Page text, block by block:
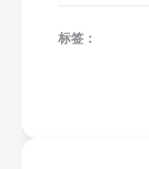
标签：